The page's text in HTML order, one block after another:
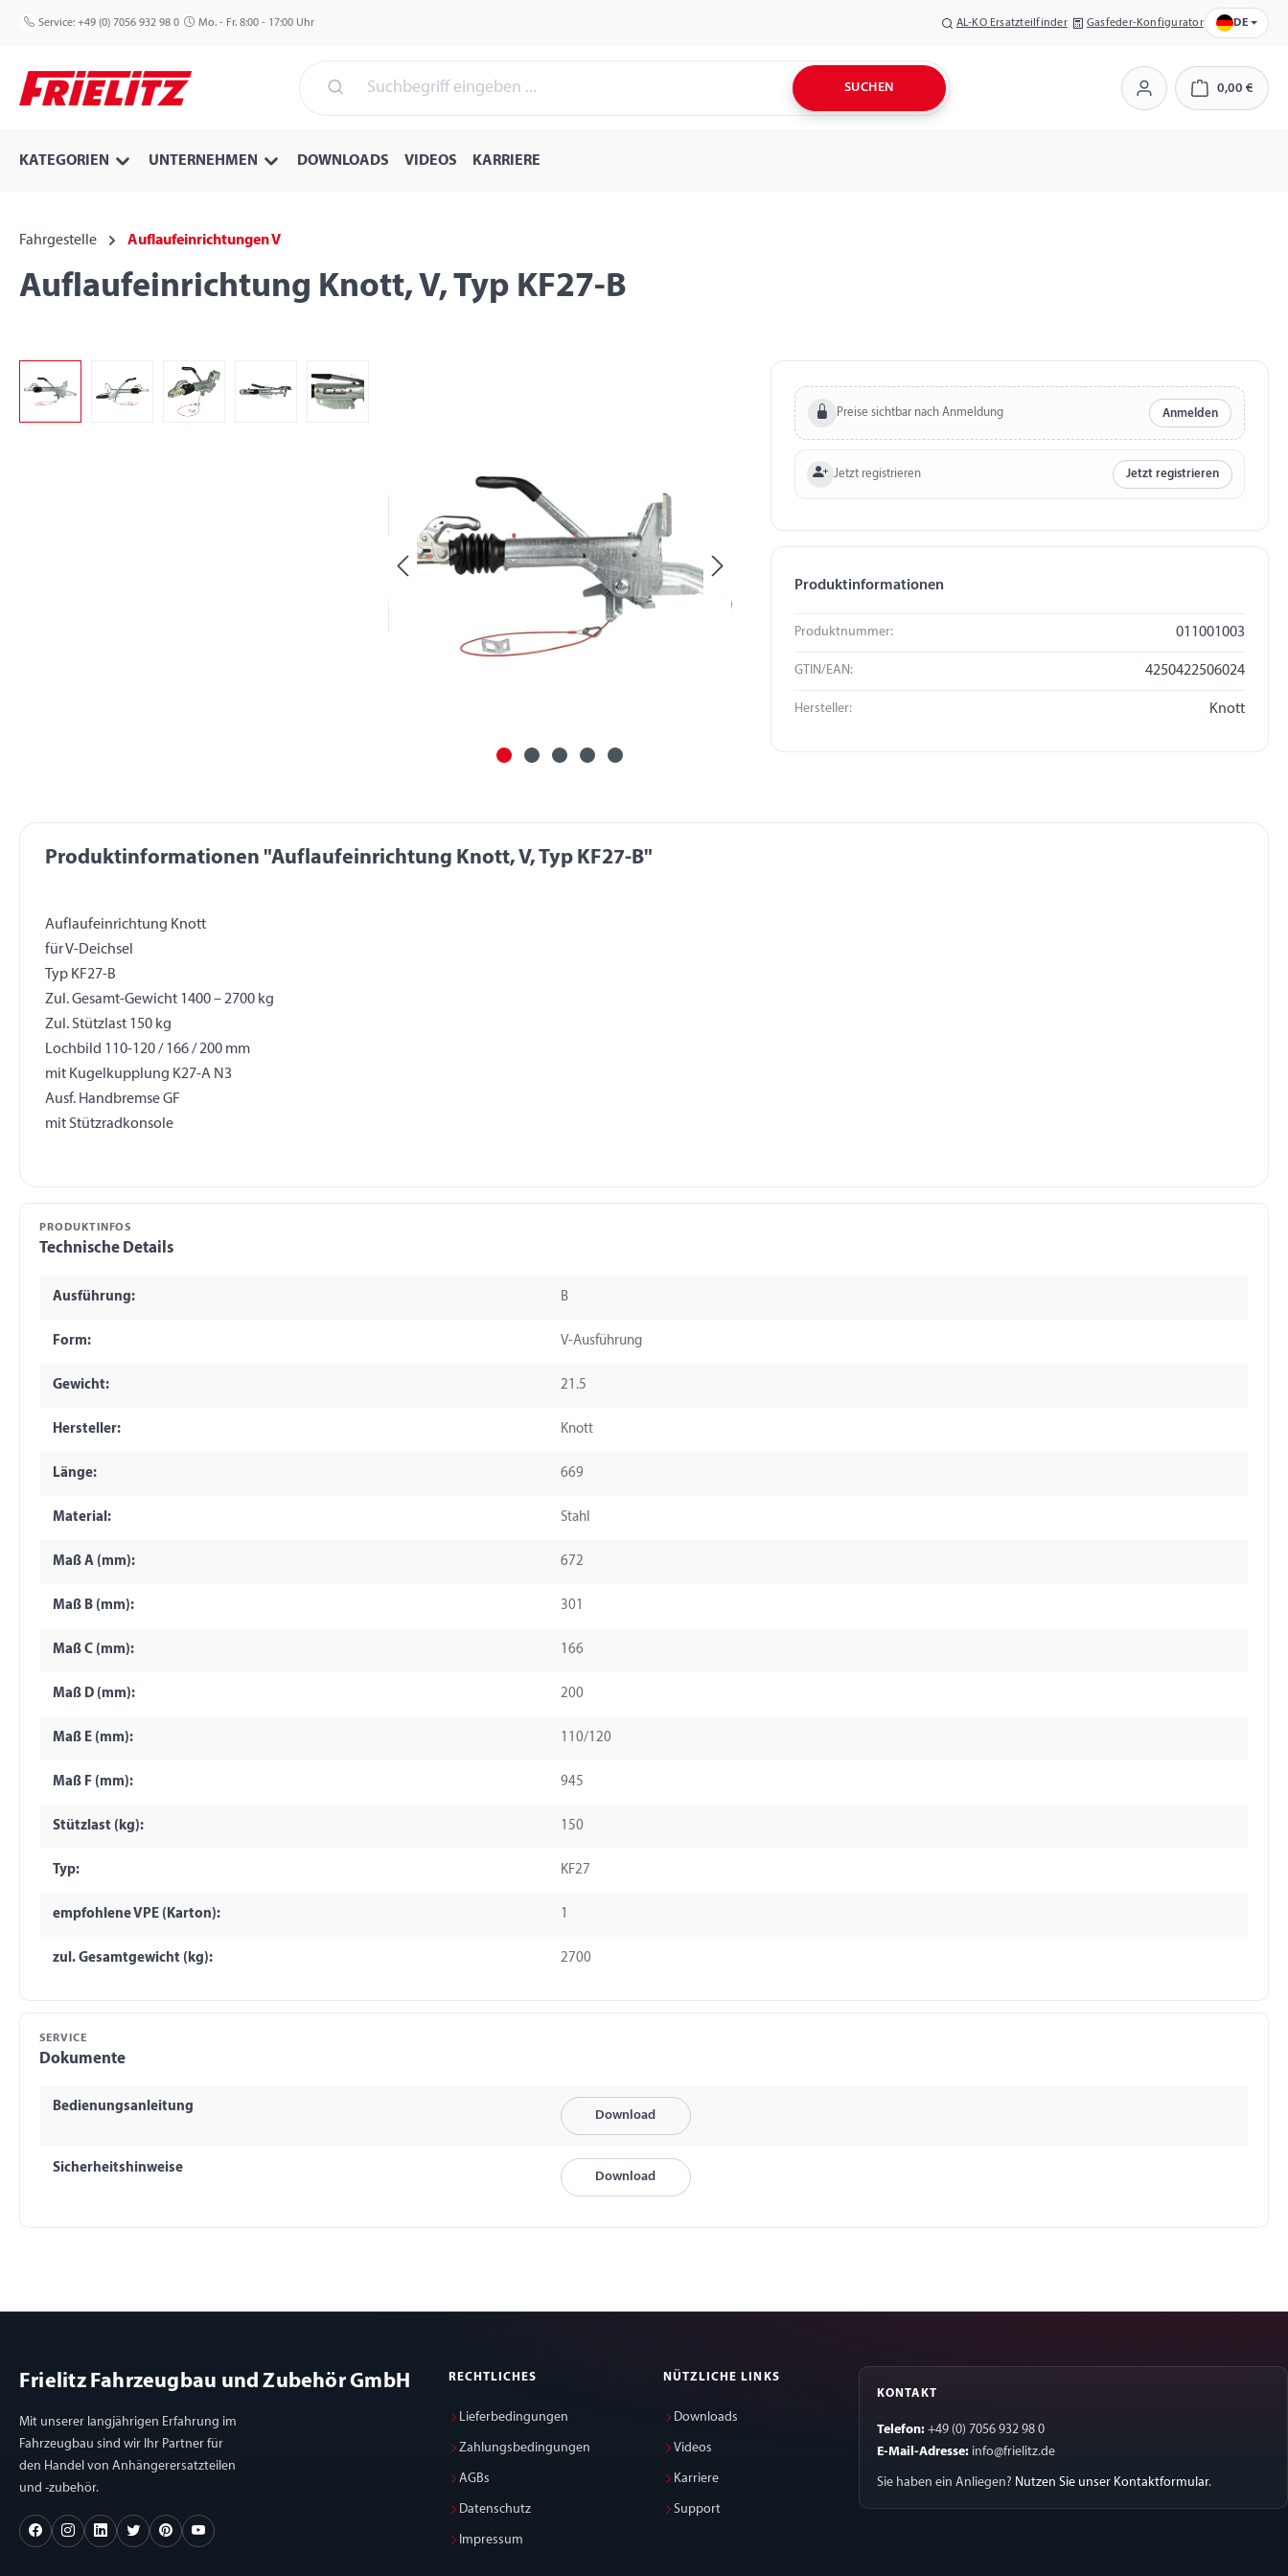
Hauptinhalt springen
Zur Suche springen
Zur Hauptnavigation springen
Service: +49 (0) 7056 932 98 0 Mo. - Fr. 8:00 - 17:00 Uhr AL-KO Ersatzteilfinder Gasfeder-Konfigurator DE
SUCHEN 0,00 €
KATEGORIEN UNTERNEHMEN DOWNLOADS VIDEOS KARRIERE
Fahrgestelle Auflaufeinrichtungen V
Auflaufeinrichtung Knott, V, Typ KF27-B
Bildergalerie überspringen
Preise sichtbar nach Anmeldung Anmelden
Jetzt registrieren Jetzt registrieren
Produktinformationen
Produktnummer: 011001003
GTIN/EAN: 4250422506024
Hersteller: Knott
Produktinformationen "Auflaufeinrichtung Knott, V, Typ KF27-B"
Auflaufeinrichtung Knott
für V-Deichsel
Typ KF27-B
Zul. Gesamt-Gewicht 1400 – 2700 kg
Zul. Stützlast 150 kg
Lochbild 110-120 / 166 / 200 mm
mit Kugelkupplung K27-A N3
Ausf. Handbremse GF
mit Stützradkonsole
PRODUKTINFOS
Technische Details
Ausführung: B
Form: V-Ausführung
Gewicht: 21.5
Hersteller: Knott
Länge: 669
Material: Stahl
Maß A (mm): 672
Maß B (mm): 301
Maß C (mm): 166
Maß D (mm): 200
Maß E (mm): 110/120
Maß F (mm): 945
Stützlast (kg): 150
Typ: KF27
empfohlene VPE (Karton):
zul. Gesamtgewicht (kg): 2700
SERVICE
Dokumente
Bedienungsanleitung
Download
Sicherheitshinweise
Download
Frielitz Fahrzeugbau und Zubehör GmbH
Mit unserer langjährigen Erfahrung im
Fahrzeugbau sind wir Ihr Partner für
den Handel von Anhängerersatzteilen
und -zubehör.
RECHTLICHES
Lieferbedingungen
Zahlungsbedingungen
AGBs
Datenschutz
Impressum
NÜTZLICHE LINKS
Downloads
Videos
Karriere
Support
KONTAKT
Telefon: +49 (0) 7056 932 98 0
E-Mail-Adresse: info@frielitz.de
Sie haben ein Anliegen? Nutzen Sie unser Kontaktformular.